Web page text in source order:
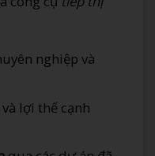
nghiệp và
và lợi thế cạnh